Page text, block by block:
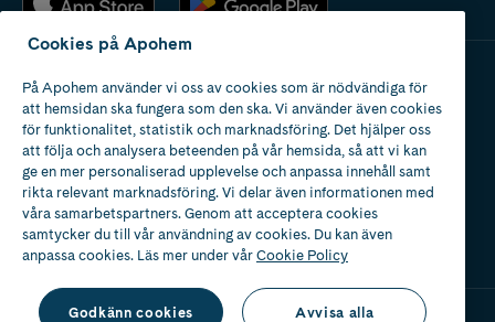
Apotek med tillstånd
av Läkemedelsverket
2024
Cookies på Apohem
På Apohem använder vi oss av cookies som är nödvändiga för
att hemsidan ska fungera som den ska. Vi använder även cookies
för funktionalitet, statistik och marknadsföring. Det hjälper oss
att följa och analysera beteenden på vår hemsida, så att vi kan
ge en mer personaliserad upplevelse och anpassa innehåll samt
rikta relevant marknadsföring. Vi delar även informationen med
våra samarbetspartners. Genom att acceptera cookies
samtycker du till vår användning av cookies. Du kan även
anpassa cookies. Läs mer under vårCookie Policy
Godkänn cookies Avvisa alla